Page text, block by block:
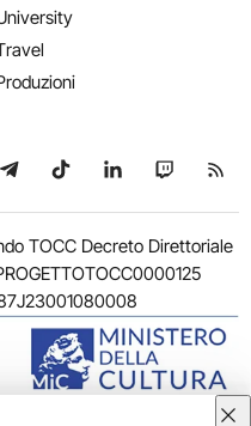
su WhatsApp
Seguici su Telegram
Seguici su TikTok
Seguici su
Seguici
TOCC Decreto Direttoriale